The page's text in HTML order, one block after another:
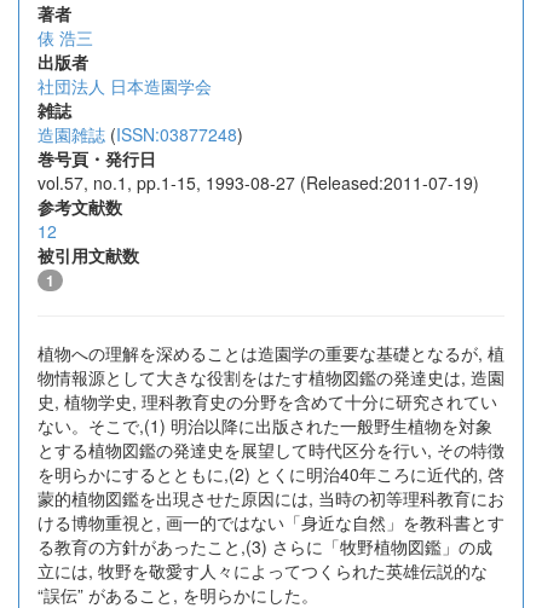
著者
俵 浩三
出版者
社団法人 日本造園学会
雑誌
造園雑誌 (ISSN:03877248)
巻号頁・発行日
vol.57, no.1, pp.1-15, 1993-08-27 (Released:2011-07-19)
参考文献数
12
被引用文献数
1
植物への理解を深めることは造園学の重要な基礎となるが, 植
物情報源として大きな役割をはたす植物図鑑の発達史は, 造園
史, 植物学史, 理科教育史の分野を含めて十分に研究されてい
ない。そこで,(1) 明治以降に出版された一般野生植物を対象
とする植物図鑑の発達史を展望して時代区分を行い, その特徴
を明らかにするとともに,(2) とくに明治40年ころに近代的, 啓
蒙的植物図鑑を出現させた原因には, 当時の初等理科教育にお
ける博物重視と, 画一的ではない「身近な自然」を教科書とす
る教育の方針があったこと,(3) さらに「牧野植物図鑑」の成
立には, 牧野を敬愛す人々によってつくられた英雄伝説的な
“誤伝” があること, を明らかにした。